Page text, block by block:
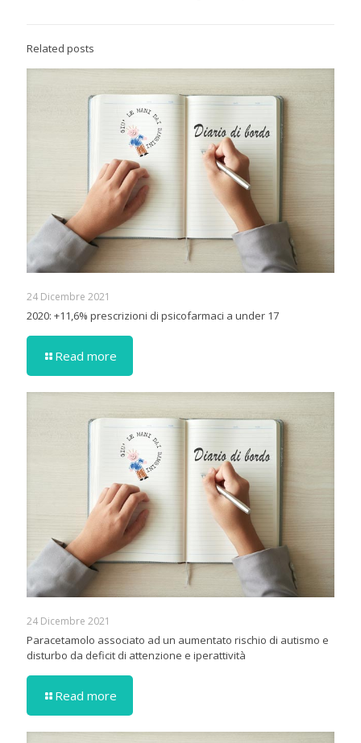
Related posts
24 Dicembre 2021
2020: +11,6% prescrizioni di psicofarmaci a under 17
Read more
24 Dicembre 2021
Paracetamolo associato ad un aumentato rischio di autismo e
disturbo da deficit di attenzione e iperattività
Read more